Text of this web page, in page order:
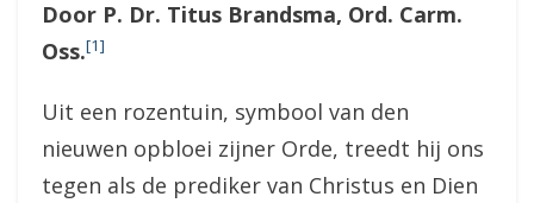
Door P. Dr. Titus Brandsma, Ord. Carm.
Oss.[1]
Uit een rozentuin, symbool van den
nieuwen opbloei zijner Orde, treedt hij ons
tegen als de prediker van Christus en Dien